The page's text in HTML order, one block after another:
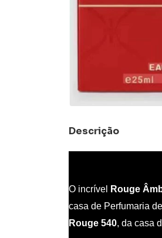
Descrição
O incrível Rouge
casa de Perfumaria
Rouge 540, da casa